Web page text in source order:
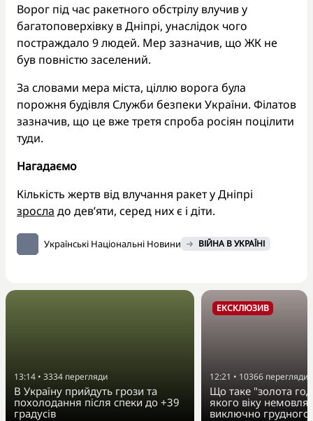
Ворог під час ракетного обстрілу влучив у
багатоповерхівку в Дніпрі, унаслідок чого
постраждало 9 людей. Мер зазначив, що ЖК не
був повністю заселений.
За словами мера міста, ціллю ворога була
порожня будівля Служби безпеки України. Філатов
зазначив, що це вже третя спроба росіян поцілити
туди.
Нагадаємо
Кількість жертв від влучання ракет у Дніпрі
зросла до дев’яти, серед них є і діти.
Українські Національні Новини ВІЙНА В УКРАЇНІ
13:14 • 3334 перегляди
В Україну прийдуть грози та
похолодання після спеки до +39
градусів
ЕКСКЛЮЗИВ
12:21 • 10366 перегляди
Що таке "золота
якого віку немовля
виключно